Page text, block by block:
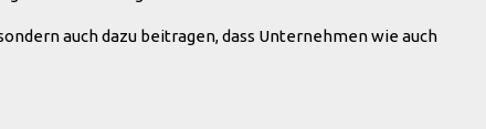
auch dazu beitragen, dass Unternehmen wie auch